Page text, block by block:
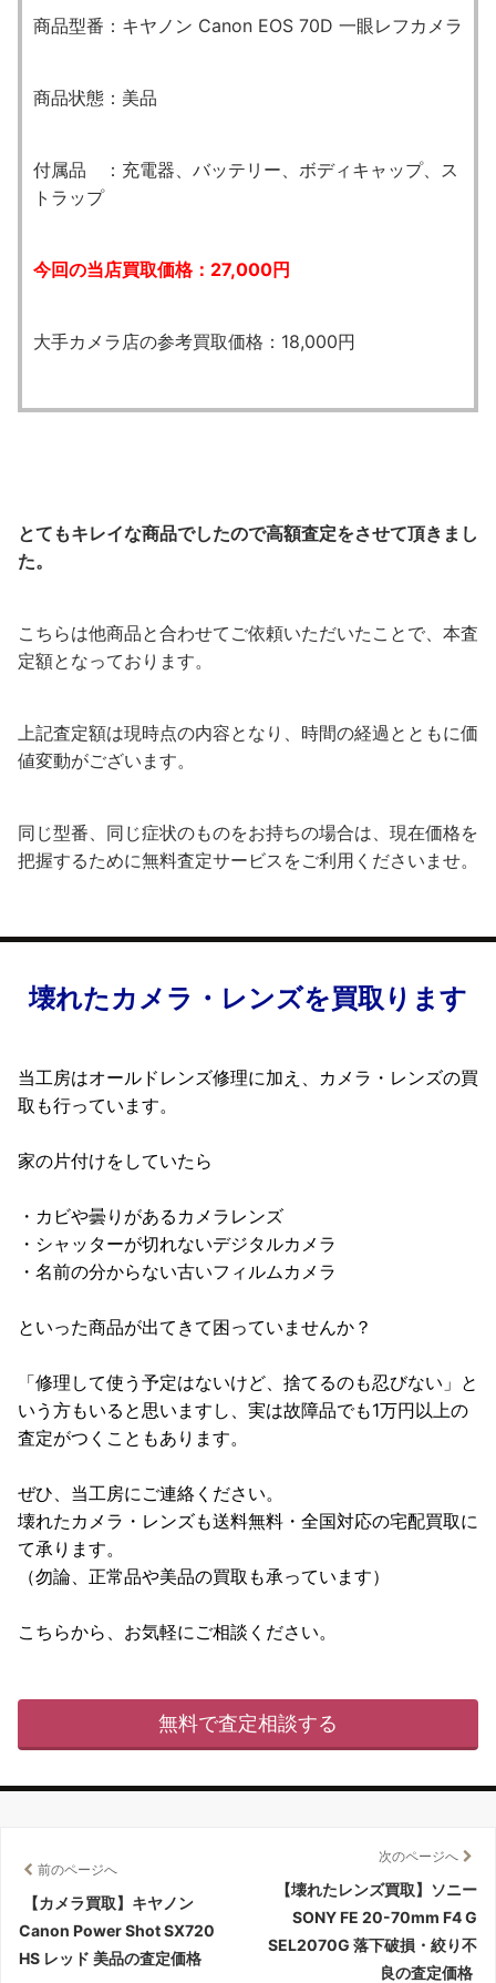
商品型番：キヤノン Canon EOS 70D 一眼レフカメラ
商品状態：美品
付属品 ：充電器、バッテリー、ボディキャップ、ス
トラップ
今回の当店買取価格：27,000円
大手カメラ店の参考買取価格：18,000円
とてもキレイな商品でしたので高額査定をさせて頂きまし
た。
こちらは他商品と合わせてご依頼いただいたことで、本査
定額となっております。
上記査定額は現時点の内容となり、時間の経過とともに価
値変動がございます。
同じ型番、同じ症状のものをお持ちの場合は、現在価格を
把握するために無料査定サービスをご利用くださいませ。
壊れたカメラ・レンズを買取ります
当工房はオールドレンズ修理に加え、カメラ・レンズの買
取も行っています。
家の片付けをしていたら
・カビや曇りがあるカメラレンズ
・シャッターが切れないデジタルカメラ
・名前の分からない古いフィルムカメラ
といった商品が出てきて困っていませんか？
「修理して使う予定はないけど、捨てるのも忍びない」と
いう方もいると思いますし、実は故障品でも1万円以上の
査定がつくこともあります。
ぜひ、当工房にご連絡ください。
壊れたカメラ・レンズも送料無料・全国対応の宅配買取に
て承ります。
（勿論、正常品や美品の買取も承っています）
こちらから、お気軽にご相談ください。
無料で査定相談する
前のページへ
【カメラ買取】キヤノン
Canon Power Shot SX720
HS レッド 美品の査定価格
次のページへ
【壊れたレンズ買取】ソニー
SONY FE 20-70mm F4 G
SEL2070G 落下破損・絞り不
良の査定価格